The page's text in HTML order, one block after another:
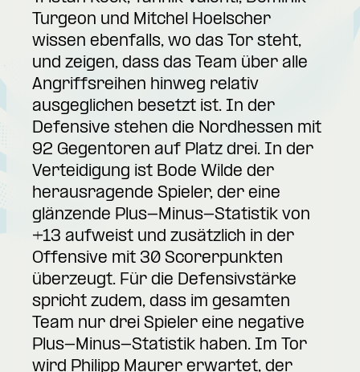
Turgeon und Mitchel Hoelscher
wissen ebenfalls, wo das Tor steht,
und zeigen, dass das Team über alle
Angriffsreihen hinweg relativ
ausgeglichen besetzt ist. In der
Defensive stehen die Nordhessen mit
92 Gegentoren auf Platz drei. In der
Verteidigung ist Bode Wilde der
herausragende Spieler, der eine
glänzende Plus-Minus-Statistik von
+13 aufweist und zusätzlich in der
Offensive mit 30 Scorerpunkten
überzeugt. Für die Defensivstärke
spricht zudem, dass im gesamten
Team nur drei Spieler eine negative
Plus-Minus-Statistik haben. Im Tor
wird Philipp Maurer erwartet, der